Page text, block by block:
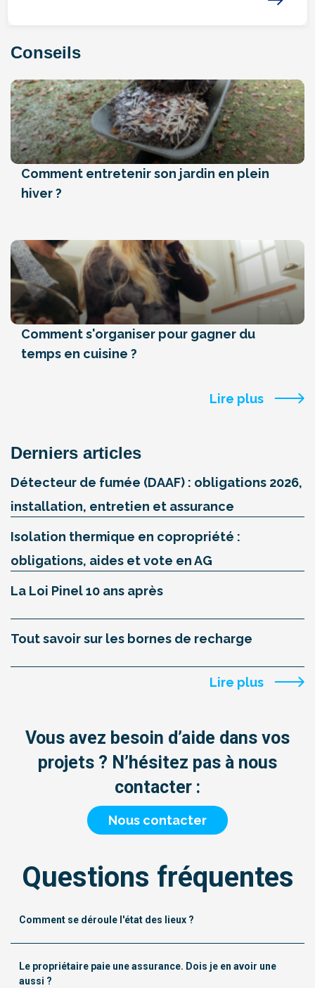
Conseils
Comment entretenir son jardin en plein
hiver ?
Comment s'organiser pour gagner du
temps en cuisine ?
Lire plus
Derniers articles
Détecteur de fumée (DAAF) : obligations 2026,
installation, entretien et assurance
Isolation thermique en copropriété :
obligations, aides et vote en AG
La Loi Pinel 10 ans après
Tout savoir sur les bornes de recharge
Lire plus
Vous avez besoin d’aide dans vos
projets ? N’hésitez pas à nous
contacter :
Nous contacter
Questions fréquentes
Comment se déroule l'état des lieux ?
Le propriétaire paie une assurance. Dois je en avoir une
aussi ?